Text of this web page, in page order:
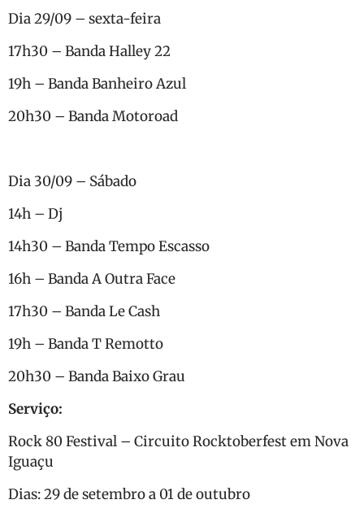
Dia 29/09 – sexta-feira
17h30 – Banda Halley 22
19h – Banda Banheiro Azul
20h30 – Banda Motoroad
Dia 30/09 – Sábado
14h – Dj
14h30 – Banda Tempo Escasso
16h – Banda A Outra Face
17h30 – Banda Le Cash
19h – Banda T Remotto
20h30 – Banda Baixo Grau
Serviço:
Rock 80 Festival – Circuito Rocktoberfest em Nova
Iguaçu
Dias: 29 de setembro a 01 de outubro